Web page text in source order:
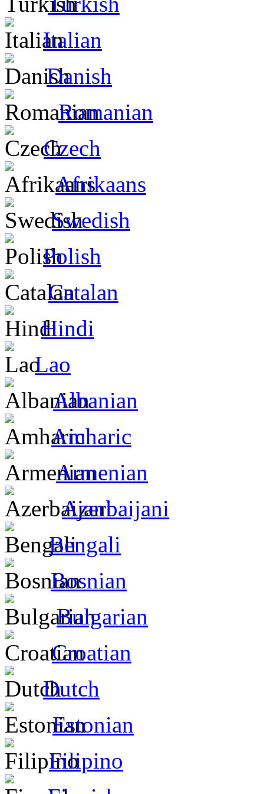
Italian
Danish
Romanian
Czech
Afrikaans
Swedish
Polish
Catalan
Hindi
Lao
Albanian
Amharic
Armenian
Azerbaijani
Bengali
Bosnian
Bulgarian
Croatian
Dutch
Estonian
Filipino